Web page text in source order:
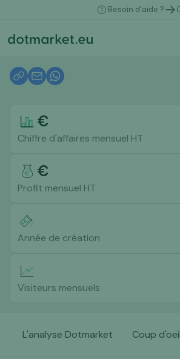
Besoin d'aide ?
€
Chiffre d'affaires mensuel HT
€
Profit mensuel HT
Année de création
Visiteurs mensuels
L'analyse Dotmarket Coup d'oeil